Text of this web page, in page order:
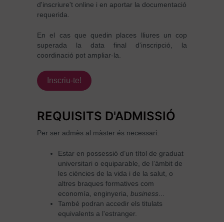
d'inscriure't online i en aportar la documentació
requerida.
En el cas que quedin places lliures un cop
superada la data final d'inscripció, la
coordinació pot ampliar-la.
Inscriu-te!
REQUISITS D'ADMISSIÓ
Per ser admès al màster és necessari:
Estar en possessió d’un títol de graduat
universitari o equiparable, de l’àmbit de
les ciències de la vida i de la salut, o
altres braques formatives com
economía, enginyeria, business
També podran accedir els titulats
equivalents a l'estranger.